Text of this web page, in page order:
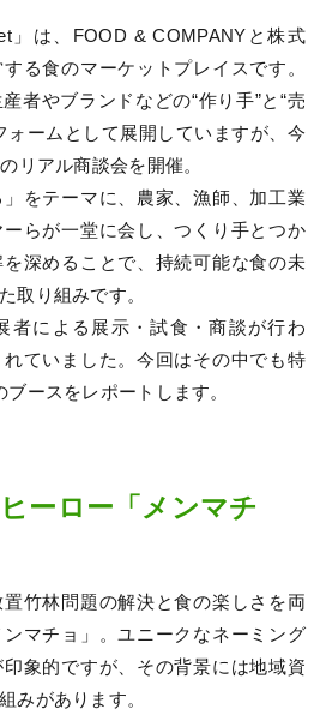
」は、FOOD & COMPANYと株式
る食のマーケットプレイスです。
者やブランドなどの“作り手”と“売
ォームとして展開していますが、今
リアル商談会を開催。
」をテーマに、農家、漁師、加工業
らが一堂に会し、つくり手とつか
深めることで、持続可能な食の未
取り組みです。
者による展示・試食・商談が行わ
ていました。今回はその中でも特
ースをレポートします。
ーロー「メンマチ
竹林問題の解決と食の楽しさを両
マチョ」。ユニークなネーミング
象的ですが、その背景には地域資
みがあります。